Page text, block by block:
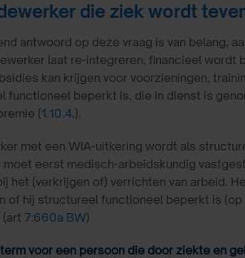
die ziek wordt
antwoord op deze vraag is van belang,
laat re-integreren, financieel wordt
kan krijgen voor voorzieningen,
functioneel beperkt is, die in dienst is
(1.10.4.).
met een WIA-uitkering wordt als
moet eerst medisch-arbeidskundig
het (verkrijgen of) verrichten van arbeid.
of hij structureel functioneel beperkt is
(art 7:660a BW)
voor een persoon die door ziekte en